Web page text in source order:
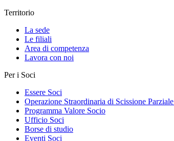
Territorio
La sede
Le filiali
Area di competenza
Lavora con noi
Per i Soci
Essere Soci
Operazione Straordinaria di Scissione
Programma Valore Socio
Ufficio Soci
Borse di studio
Eventi Soci